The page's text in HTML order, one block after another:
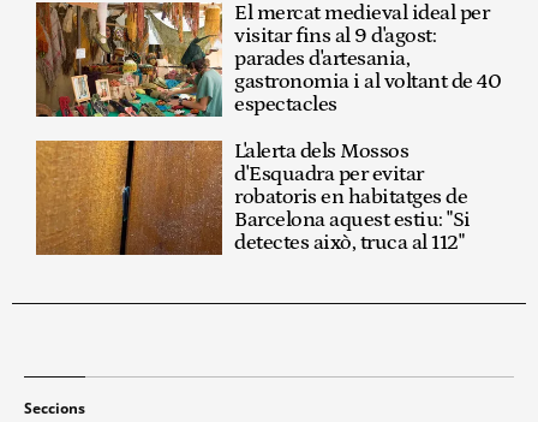
El mercat medieval ideal per
visitar fins al 9 d'agost:
parades d'artesania,
gastronomia i al voltant de 40
espectacles
L'alerta dels Mossos
d'Esquadra per evitar
robatoris en habitatges de
Barcelona aquest estiu: "Si
detectes això, truca al 112"
Seccions